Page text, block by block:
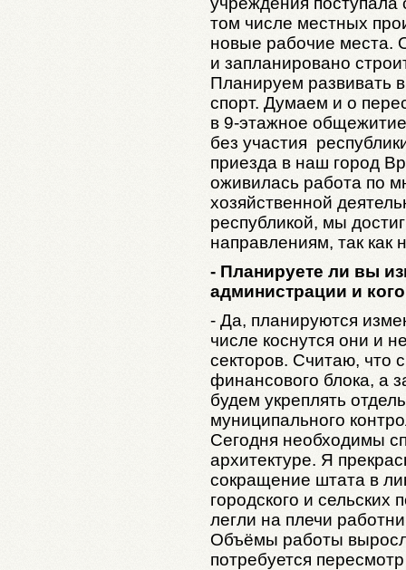
том числе местных
новые рабочие места.
и запланировано
Планируем развивать
спорт. Думаем и о
в 9-этажное
без участия
приезда в наш город
оживилась работа по
хозяйственной
республикой, мы
направлениям, так как
- Планируете ли вы
администрации и
- Да, планируются
числе коснутся они и
секторов. Считаю, что
финансового блока, а
будем укреплять
муниципального
Сегодня необходимы
архитектуре. Я
сокращение штата в
городского и сельских
легли на плечи
Объёмы работы
потребуется